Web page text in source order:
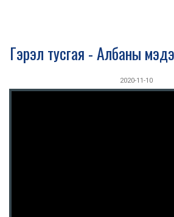
Гэрэл тусгая - Албаны
2020-11-10